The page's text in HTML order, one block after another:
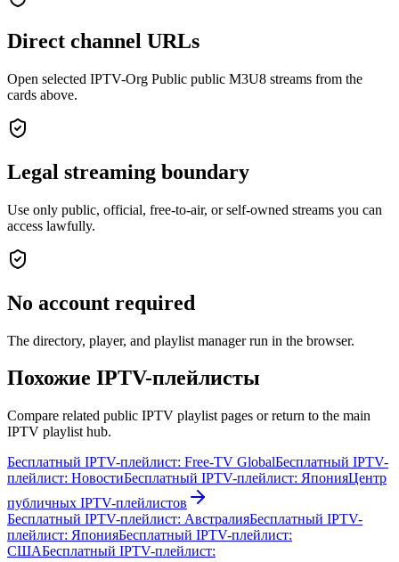
Direct channel URLs
Open selected IPTV-Org Public public M3U8 streams from the
cards above.
Legal streaming boundary
Use only public, official, free-to-air, or self-owned streams you can
access lawfully.
No account required
The directory, player, and playlist manager run in the browser.
Похожие IPTV-плейлисты
Compare related public IPTV playlist pages or return to the main
IPTV playlist hub.
Бесплатный IPTV-плейлист: Free-TV GlobalБесплатный IPTV-
плейлист: НовостиБесплатный IPTV-плейлист: ЯпонияЦентр
публичных IPTV-плейлистов
Бесплатный IPTV-плейлист: АвстралияБесплатный IPTV-
плейлист: ЯпонияБесплатный IPTV-плейлист:
СШАБесплатный IPTV-плейлист: